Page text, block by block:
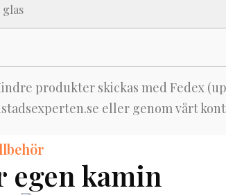
produkter skickas med Fedex
eller genom vårt
egen kamin